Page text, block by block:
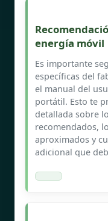
energía móvil
Es importante
específicas del
el manual del
portátil. Esto te
detallada sobre
recomendados,
aproximados y
adicional que